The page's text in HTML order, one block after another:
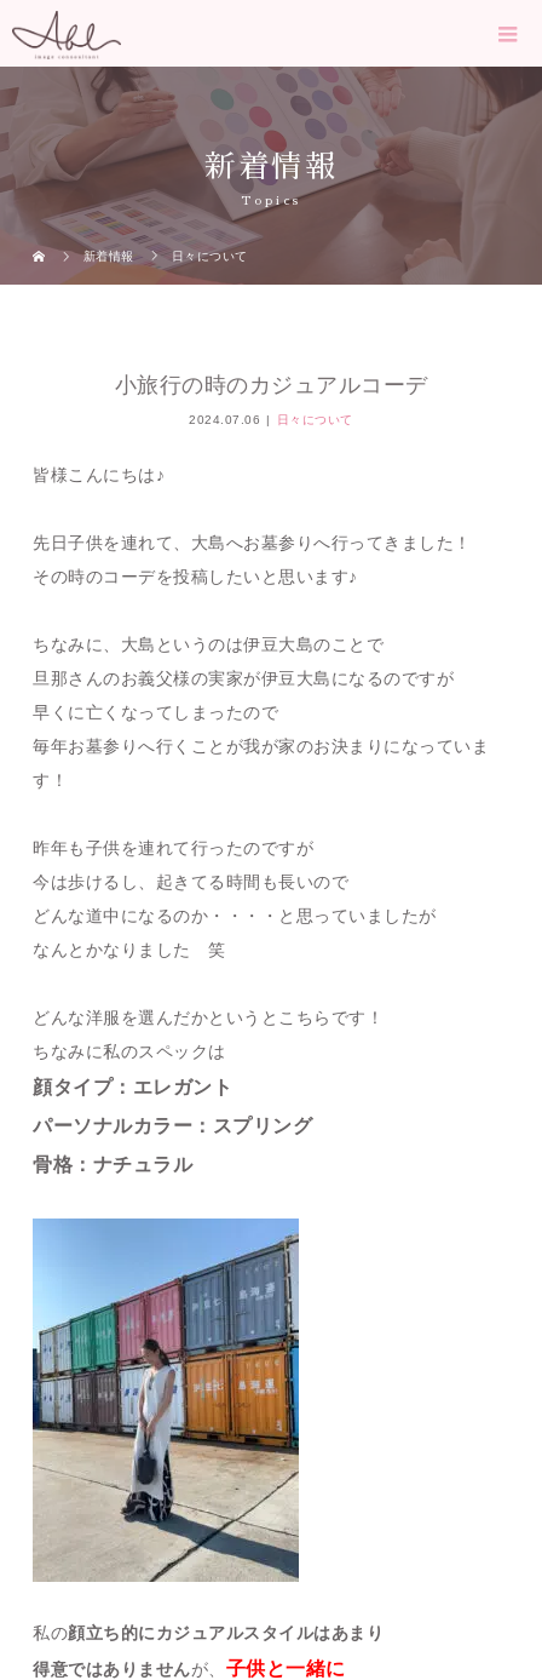
新着情報
Topics
新着情報 日々について
小旅行の時のカジュアルコーデ
2024.07.06 日々について
皆様こんにちは♪
先日子供を連れて、大島へお墓参りへ行ってきました！
その時のコーデを投稿したいと思います♪
ちなみに、大島というのは伊豆大島のことで
旦那さんのお義父様の実家が伊豆大島になるのですが
早くに亡くなってしまったので
毎年お墓参りへ行くことが我が家のお決まりになっていま
す！
昨年も子供を連れて行ったのですが
今は歩けるし、起きてる時間も長いので
どんな道中になるのか・・・・と思っていましたが
なんとかなりました 笑
どんな洋服を選んだかというとこちらです！
ちなみに私のスペックは
顔タイプ：エレガント
パーソナルカラー：スプリング
骨格：ナチュラル
私の顔立ち的にカジュアルスタイルはあまり
得意ではありませんが、 子供と一緒に